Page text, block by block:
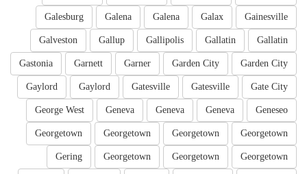
Gainesville
Galax
Galena
Galena
Galesburg
Gallatin
Gallatin
Gallipolis
Gallup
Galveston
Garden City
Garden City
Garner
Garnett
Gastonia
Gate City
Gatesville
Gatesville
Gaylord
Gaylord
Geneseo
Geneva
Geneva
Geneva
George West
Georgetown
Georgetown
Georgetown
Georgetown
Georgetown
Georgetown
Georgetown
Gering